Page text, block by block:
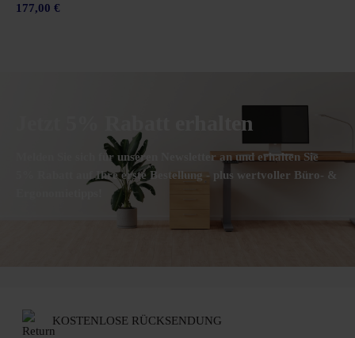
177,00 €
Jetzt 5% Rabatt erhalten
Melden Sie sich für unseren Newsletter an und erhalten Sie
5% Rabatt auf Ihre erste Bestellung - plus wertvoller Büro- &
KOSTENLOSE RÜCKSENDUNG